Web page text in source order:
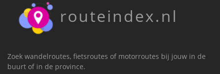
routeindex.nl
Zoek wandelroutes, fietsroutes of motorroutes bij jouw in de
buurt of in de province.